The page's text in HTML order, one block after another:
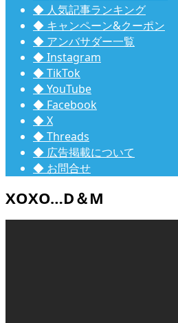
◆ 人気記事ランキング
◆ キャンペーン&クーポン
◆ アンバサダー一覧
◆ Instagram
◆ TikTok
◆ YouTube
◆ Facebook
◆ X
◆ Threads
◆ 広告掲載について
◆ お問合せ
XOXO…D＆M